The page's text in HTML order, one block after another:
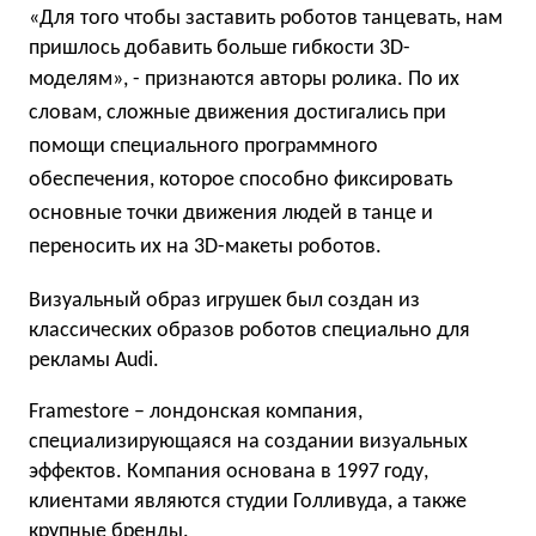
«Для того чтобы заставить роботов танцевать, нам
пришлось добавить больше гибкости 3D-
моделям», - признаются авторы ролика. По их
словам, сложные движения достигались при
помощи специального программного
обеспечения, которое способно фиксировать
основные точки движения людей в танце и
переносить их на 3D-макеты роботов.
Визуальный образ игрушек был создан из
классических образов роботов специально для
рекламы Audi.
Framestore – лондонская компания,
специализирующаяся на создании визуальных
эффектов. Компания основана в 1997 году,
клиентами являются студии Голливуда, а также